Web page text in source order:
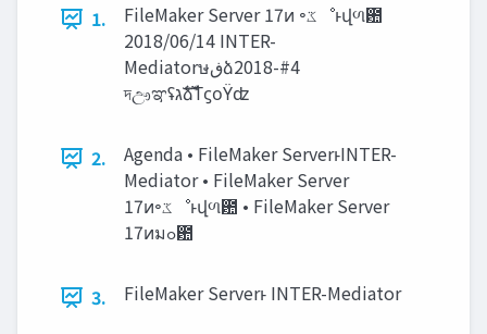
1.
FileMaker Server 17ͷ ৽‫ػ‬ೳͱվળ఺
2018/06/14 INTER-
Mediatorษ‫ڧ‬ձ2018-#4
দඌಞʢ‫ࣜג‬ձࣾΤϛοΫʣ
2.
Agenda • FileMaker ServerͱINTER-
Mediator • FileMaker Server
17ͷ৽‫ػ‬ೳͱվળ఺ • FileMaker Server
17ͷมߋ఺
3. FileMaker Serverͱ INTER-Mediator